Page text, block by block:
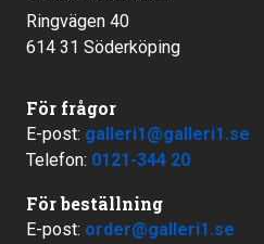
Ringvägen 40
614 31 Söderköping
För frågor
E-post: galleri1@galleri1.se
Telefon: 0121-344 20
För beställning
E-post: order@galleri1.se